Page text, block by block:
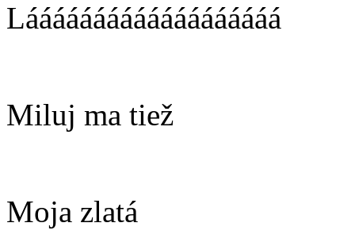
Lááááááááááááááááááá
Miluj ma tiež
Moja zlatá